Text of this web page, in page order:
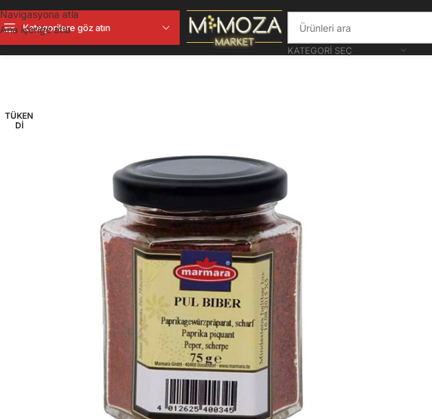
Navigasyona atla
Ana içeriğe atla
Kategorilere göz atın
KATEGORI SEÇ
TÜKEN
DI